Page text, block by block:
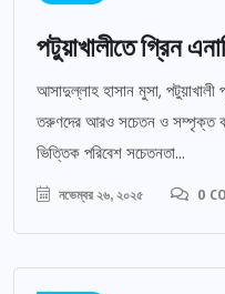
পটুয়াখালীতে গ্রিন
আসাদুল্লাহ হাসান মুসা, পটুয়াখালী
তরুণদের আরও সচেতন ও সম্পৃক্ত
ভিত্তিক পরিবেশ সচেতনতা...
নভেম্বর ২৬, ২০২৫ 0